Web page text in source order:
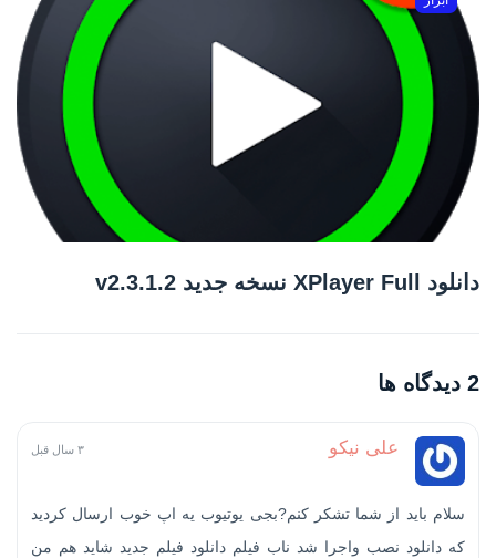
دانلود XPlayer Full نسخه جدید v2.3.1.2
2 دیدگاه ها
علی نیکو ۳ سال قبل
سلام باید از شما تشکر کنم?بجی یوتیوب یه اپ خوب ارسال کردید
که دانلود نصب واجرا شد ناب فیلم دانلود فیلم جدید شاید هم من